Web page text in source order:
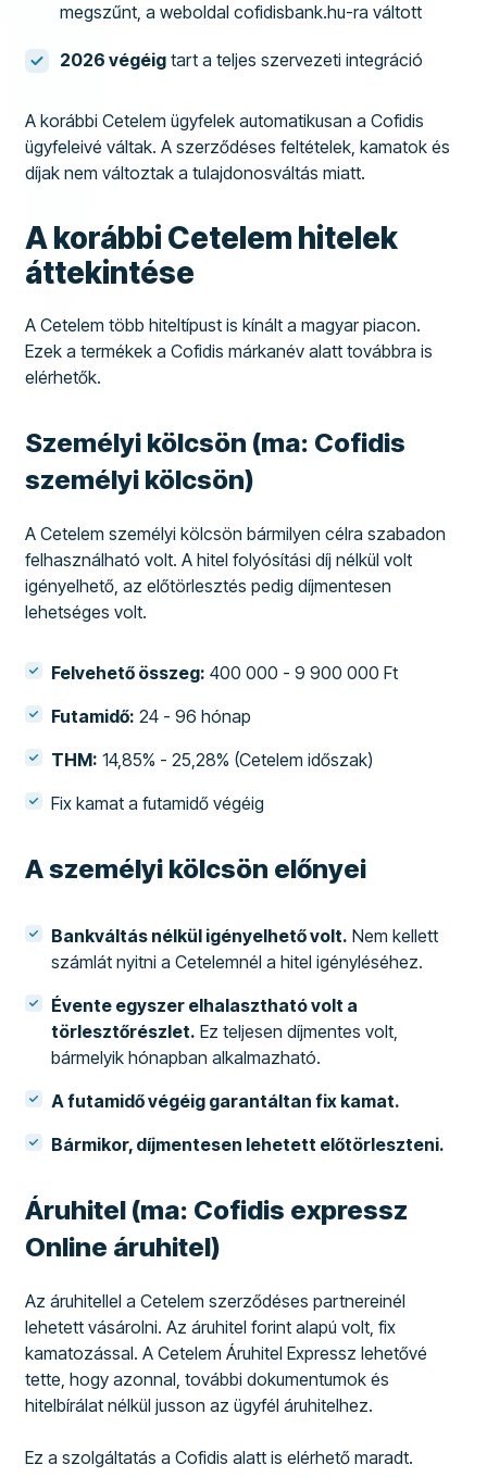
megszűnt, a weboldal cofidisbank.hu-ra váltott
2026 végéig tart a teljes szervezeti integráció
A korábbi Cetelem ügyfelek automatikusan a Cofidis
ügyfeleivé váltak. A szerződéses feltételek, kamatok és
díjak nem változtak a tulajdonosváltás miatt.
A korábbi Cetelem hitelek
áttekintése
A Cetelem több hiteltípust is kínált a magyar piacon.
Ezek a termékek a Cofidis márkanév alatt továbbra is
elérhetők.
Személyi kölcsön (ma: Cofidis
személyi kölcsön)
A Cetelem személyi kölcsön bármilyen célra szabadon
felhasználható volt. A hitel folyósítási díj nélkül volt
igényelhető, az előtörlesztés pedig díjmentesen
lehetséges volt.
Felvehető összeg: 400 000 - 9 900 000 Ft
Futamidő: 24 - 96 hónap
THM: 14,85% - 25,28% (Cetelem időszak)
Fix kamat a futamidő végéig
A személyi kölcsön előnyei
Bankváltás nélkül igényelhető volt. Nem kellett
számlát nyitni a Cetelemnél a hitel igényléséhez.
Évente egyszer elhalasztható volt a
törlesztőrészlet. Ez teljesen díjmentes volt,
bármelyik hónapban alkalmazható.
A futamidő végéig garantáltan fix kamat.
Bármikor, díjmentesen lehetett előtörleszteni.
Áruhitel (ma: Cofidis expressz
Online áruhitel)
Az áruhitellel a Cetelem szerződéses partnereinél
lehetett vásárolni. Az áruhitel forint alapú volt, fix
kamatozással. A Cetelem Áruhitel Expressz lehetővé
tette, hogy azonnal, további dokumentumok és
hitelbírálat nélkül jusson az ügyfél áruhitelhez.
Ez a szolgáltatás a Cofidis alatt is elérhető maradt.